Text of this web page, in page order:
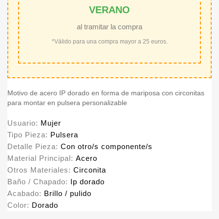
VERANO
al tramitar la compra
*Válido para una compra mayor a 25 euros.
Motivo de acero IP dorado en forma de mariposa con circonitas
para montar en pulsera personalizable
Usuario: Mujer
Tipo Pieza: Pulsera
Detalle Pieza: Con otro/s componente/s
Material Principal: Acero
Otros Materiales: Circonita
Baño / Chapado: Ip dorado
Acabado: Brillo / pulido
Color: Dorado